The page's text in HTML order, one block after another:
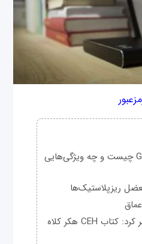
هوش مصنوعی Grok چیست و چه ویژگی‌هایی
ریزپلاستیک‌ها
ماهنامه شبکه منتشر کرد: کتاب CEH هکر کلاه